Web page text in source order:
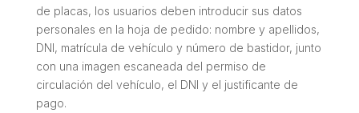
de placas, los usuarios deben introducir sus datos
personales en la hoja de pedido: nombre y apellidos,
DNI, matrícula de vehículo y número de bastidor, junto
con una imagen escaneada del permiso de
circulación del vehículo, el DNI y el justificante de
pago.